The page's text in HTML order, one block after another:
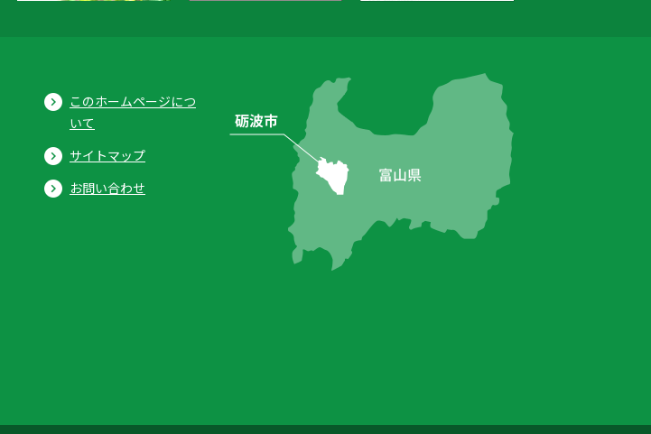
このホームページにつ
いて
サイトマップ
お問い合わせ